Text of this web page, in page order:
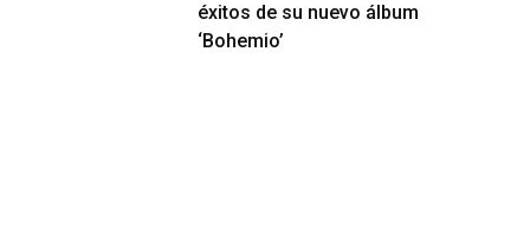
éxitos de su nuevo álbum
‘Bohemio’